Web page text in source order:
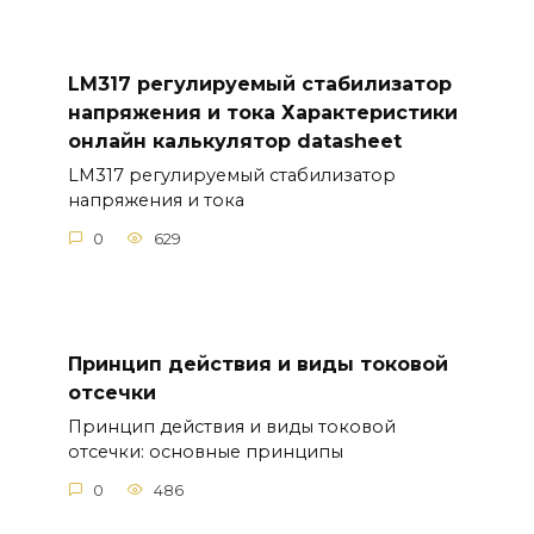
LM317 регулируемый стабилизатор
напряжения и тока Характеристики
онлайн калькулятор datasheet
LM317 регулируемый стабилизатор
напряжения и тока
0 629
Принцип действия и виды токовой
отсечки
Принцип действия и виды токовой
отсечки: основные принципы
0 486